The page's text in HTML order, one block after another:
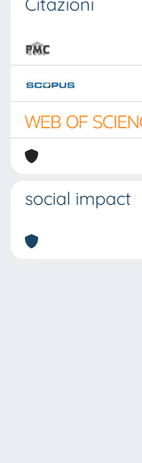
social impact